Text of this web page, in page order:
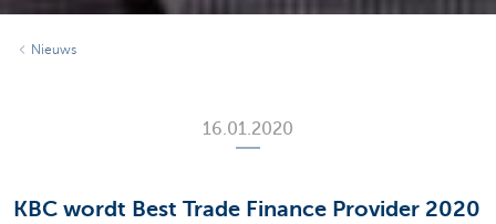
Nieuws
16.01.2020
KBC wordt Best Trade Finance Provider 2020